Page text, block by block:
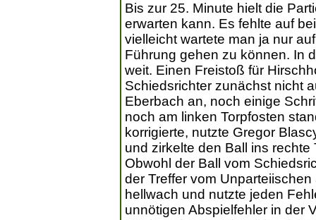
Bis zur 25. Minute hielt die
erwarten kann. Es fehlte auf
vielleicht wartete man ja nur
Führung gehen zu können. In
weit. Einen Freistoß für
Schiedsrichter zunächst nicht
Eberbach an, noch einige
noch am linken Torpfosten
korrigierte, nutzte Gregor
und zirkelte den Ball ins
Obwohl der Ball vom
der Treffer vom
hellwach und nutzte jeden
unnötigen Abspielfehler in der